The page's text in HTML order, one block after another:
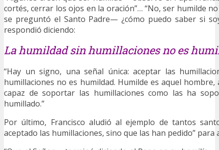
cortés, cerrar los ojos en la oración”… “No, ser humilde
se preguntó el Santo Padre— ¿cómo puedo saber si
respondió diciendo:
La humildad sin humillaciones no es
“Hay un signo, una señal única: aceptar las
humillaciones no es humildad. Humilde es aquel
capaz de soportar las humillaciones como las ha
humillado.”
Por último, Francisco aludió al ejemplo de tantos
aceptado las humillaciones, sino que las han pedido” para